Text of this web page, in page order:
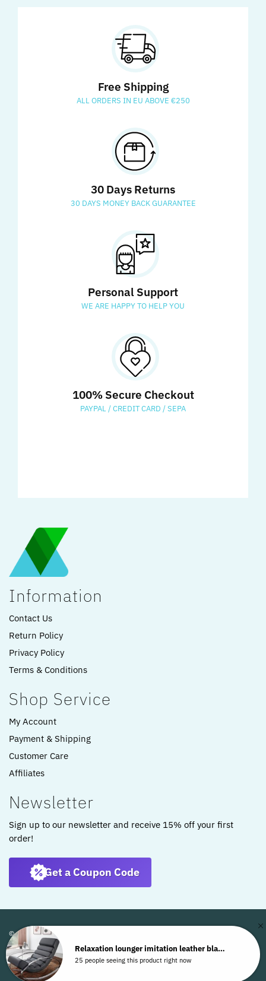
Free Shipping
ALL ORDERS IN EU ABOVE €250
30 Days Returns
30 DAYS MONEY BACK GUARANTEE
Personal Support
WE ARE HAPPY TO HELP YOU
100% Secure Checkout
PAYPAL / CREDIT CARD / SEPA
Information
Contact Us
Return Policy
Privacy Policy
Terms & Conditions
Shop Service
My Account
Payment & Shipping
Customer Care
Affiliates
Newsletter
Sign up to our newsletter and receive 15% off your first
order!
Get a Coupon Code
© ARTKOMFORT 2022